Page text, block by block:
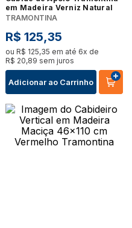
em Madeira Verniz Natural
TRAMONTINA
R$ 125,35
ou R$ 125,35 em até 6x de
R$ 20,89 sem juros
Adicionar ao Carrinho